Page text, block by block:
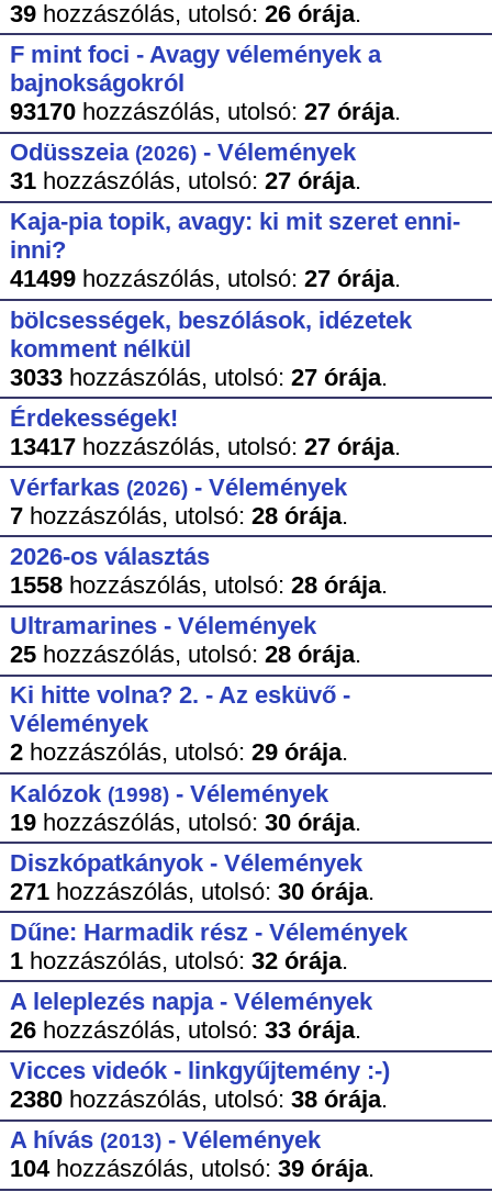
39hozzászólás, utolsó: 26 órája.
F mint foci - Avagy vélemények a
bajnokságokról
93170hozzászólás, utolsó: 27 órája.
Odüsszeia (2026)- Vélemények
31hozzászólás, utolsó: 27 órája.
Kaja-pia topik, avagy: ki mit szeret enni-
inni?
41499hozzászólás, utolsó: 27 órája.
bölcsességek, beszólások, idézetek
komment nélkül
3033hozzászólás, utolsó: 27 órája.
Érdekességek!
13417hozzászólás, utolsó: 27 órája.
Vérfarkas (2026)- Vélemények
7hozzászólás, utolsó: 28 órája.
2026-os választás
1558hozzászólás, utolsó: 28 órája.
Ultramarines - Vélemények
25hozzászólás, utolsó: 28 órája.
Ki hitte volna? 2. - Az esküvő -
Vélemények
2hozzászólás, utolsó: 29 órája.
Kalózok (1998)- Vélemények
19hozzászólás, utolsó: 30 órája.
Diszkópatkányok - Vélemények
271hozzászólás, utolsó: 30 órája.
Dűne: Harmadik rész - Vélemények
1hozzászólás, utolsó: 32 órája.
A leleplezés napja - Vélemények
26hozzászólás, utolsó: 33 órája.
Vicces videók - linkgyűjtemény :-)
2380hozzászólás, utolsó: 38 órája.
A hívás (2013)- Vélemények
104hozzászólás, utolsó: 39 órája.